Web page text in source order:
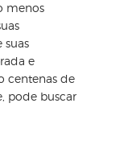
menos
e
centenas de
pode buscar